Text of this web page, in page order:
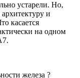
устарели. Но,
и
касается
на одном
железа ?